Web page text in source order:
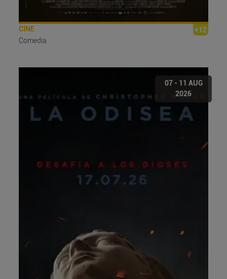
CINE
+12
Comedia
07 - 11 AUG
2026